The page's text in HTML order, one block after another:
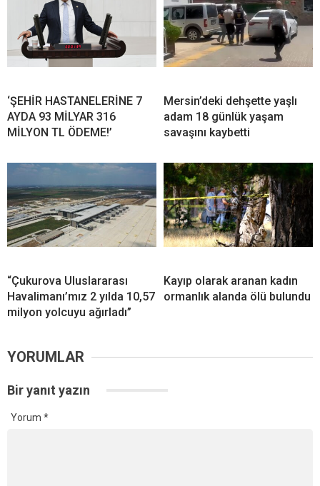
‘ŞEHİR HASTANELERİNE 7
AYDA 93 MİLYAR 316
MİLYON TL ÖDEME!’
Mersin’deki dehşette yaşlı
adam 18 günlük yaşam
savaşını kaybetti
“Çukurova Uluslararası
Havalimanı’mız 2 yılda 10,57
milyon yolcuyu ağırladı”
Kayıp olarak aranan kadın
ormanlık alanda ölü bulundu
YORUMLAR
Bir yanıt yazın
Yorum *